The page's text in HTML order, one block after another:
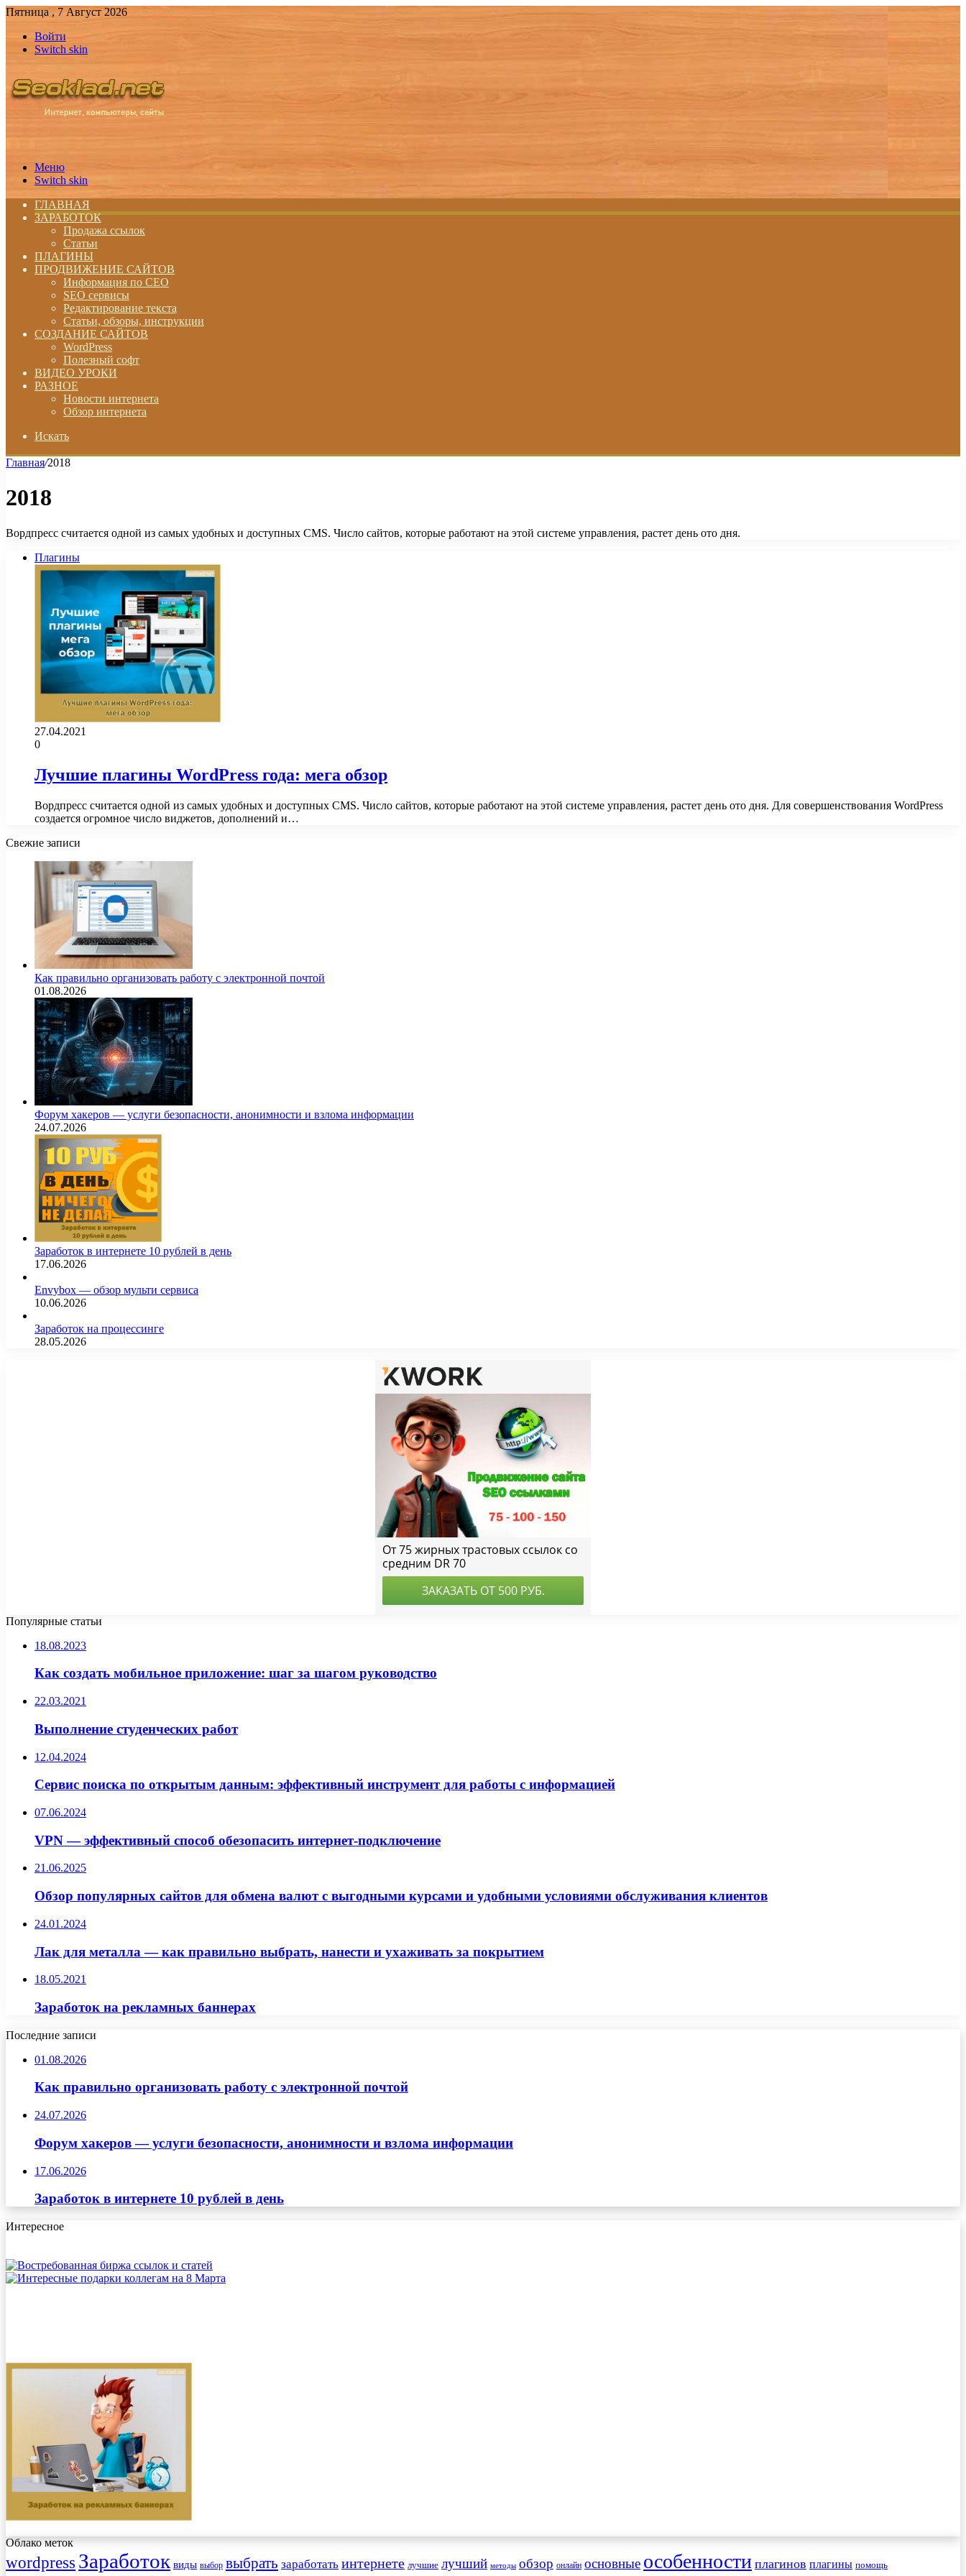
Пятница , 7 Август 2026
Войти
Switch skin
Меню
Switch skin
ГЛАВНАЯ
ЗАРАБОТОК
Продажа ссылок
Статьи
ПЛАГИНЫ
ПРОДВИЖЕНИЕ САЙТОВ
Информация по СЕО
SEO сервисы
Редактирование текста
Статьи, обзоры, инструкции
СОЗДАНИЕ САЙТОВ
WordPress
Полезный софт
ВИДЕО УРОКИ
РАЗНОЕ
Новости интернета
Обзор интернета
Искать
Главная/2018
2018
Вордпресс считается одной из самых удобных и доступных CMS. Число сайтов, которые работают на этой системе управления, растет день ото дня.
Плагины
27.04.2021
0
Лучшие плагины WordPress года: мега обзор
Вордпресс считается одной из самых удобных и доступных CMS. Число сайтов, которые работают на этой системе управления, растет день ото дня. Для совершенствования WordPress
создается огромное число виджетов, дополнений и…
Свежие записи
Как правильно организовать работу с электронной почтой
01.08.2026
Форум хакеров — услуги безопасности, анонимности и взлома информации
24.07.2026
Заработок в интернете 10 рублей в день
17.06.2026
Envybox — обзор мульти сервиса
10.06.2026
Заработок на процессинге
28.05.2026
Популярные статьи
18.08.2023
Как создать мобильное приложение: шаг за шагом руководство
22.03.2021
Выполнение студенческих работ
12.04.2024
Сервис поиска по открытым данным: эффективный инструмент для работы с информацией
07.06.2024
VPN — эффективный способ обезопасить интернет-подключение
21.06.2025
Обзор популярных сайтов для обмена валют с выгодными курсами и удобными условиями обслуживания клиентов
24.01.2024
Лак для металла — как правильно выбрать, нанести и ухаживать за покрытием
18.05.2021
Заработок на рекламных баннерах
Последние записи
01.08.2026
Как правильно организовать работу с электронной почтой
24.07.2026
Форум хакеров — услуги безопасности, анонимности и взлома информации
17.06.2026
Заработок в интернете 10 рублей в день
Интересное
Облако меток
wordpress Заработок виды выбор выбрать заработать интернете лучшие лучший методы обзор онлайн основные особенности плагинов плагины помощь